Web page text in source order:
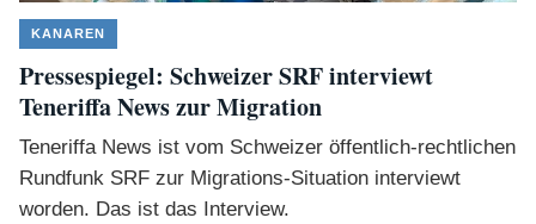
KANAREN
Pressespiegel: Schweizer SRF interviewt
Teneriffa News zur Migration
Teneriffa News ist vom Schweizer öffentlich-rechtlichen
Rundfunk SRF zur Migrations-Situation interviewt
worden. Das ist das Interview.